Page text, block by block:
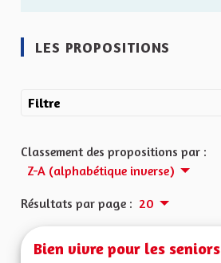
LES PROPOSITIONS
Filtre
Classement des propositions par :
Z-A (alphabétique inverse)
Résultats par page : 20
Bien vivre pour les seniors